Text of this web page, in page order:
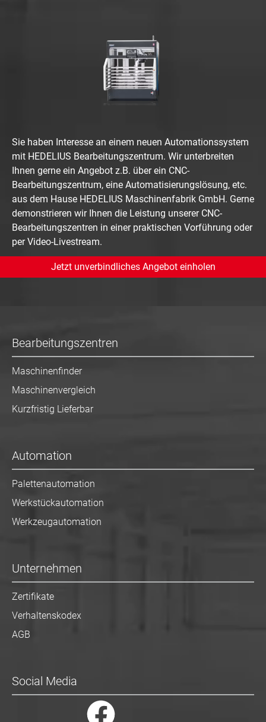
Sie haben Interesse an einem neuen Automationssystem
mit HEDELIUS Bearbeitungszentrum. Wir unterbreiten
Ihnen gerne ein Angebot z.B. über ein CNC-
Bearbeitungszentrum, eine Automatisierungslösung, etc.
aus dem Hause HEDELIUS Maschinenfabrik GmbH. Gerne
demonstrieren wir Ihnen die Leistung unserer CNC-
Bearbeitungszentren in einer praktischen Vorführung oder
per Video-Livestream.
Jetzt unverbindliches Angebot einholen
Bearbeitungszentren
Maschinenfinder
Maschinenvergleich
Kurzfristig Lieferbar
Automation
Palettenautomation
Werkstückautomation
Werkzeugautomation
Unternehmen
Zertifikate
Verhaltenskodex
AGB
Social Media